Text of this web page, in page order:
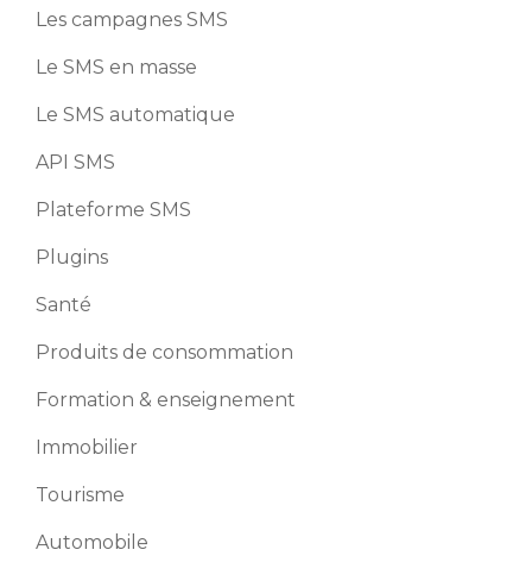
Les campagnes SMS
Le SMS en masse
Le SMS automatique
API SMS
Plateforme SMS
Plugins
Santé
Produits de consommation
Formation & enseignement
Immobilier
Tourisme
Automobile